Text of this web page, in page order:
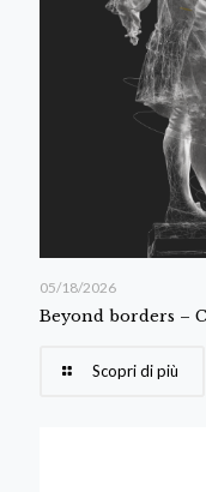
05/18/2026
Beyond borders –
Scopri di più